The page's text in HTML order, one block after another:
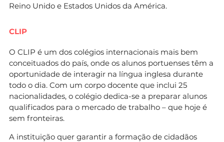
Reino Unido e Estados Unidos da América.
CLIP
O CLIP é um dos colégios internacionais mais bem
conceituados do país, onde os alunos portuenses têm a
oportunidade de interagir na língua inglesa durante
todo o dia. Com um corpo docente que inclui 25
nacionalidades, o colégio dedica-se a preparar alunos
qualificados para o mercado de trabalho – que hoje é
sem fronteiras.
A instituição quer garantir a formação de cidadãos